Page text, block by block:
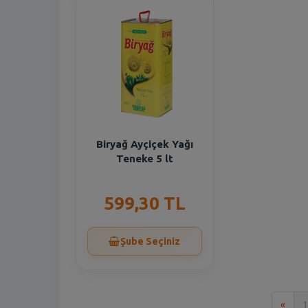
Biryağ Ayçiçek Yağı
Teneke 5 lt
599,30 TL
Şube Seçiniz
« 1